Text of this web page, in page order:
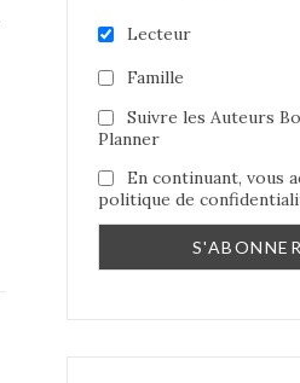
Lecteur
Famille
Suivre les Auteurs
Planner
En continuant, vous
politique de